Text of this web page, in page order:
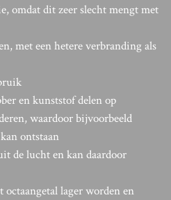
omdat dit zeer slecht mengt met
met een hetere verbranding als
en kunststof delen op
waardoor bijvoorbeeld
ontstaan
de lucht en kan daardoor
lager worden en